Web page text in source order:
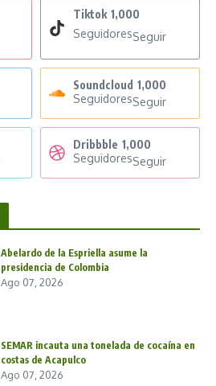
Tiktok 1,000
SeguidoresSeguir
Soundcloud 1,000
SeguidoresSeguir
Dribbble 1,000
SeguidoresSeguir
Abelardo de la Espriella asume la
presidencia de Colombia
Ago 07, 2026
SEMAR incauta una tonelada de cocaína en
costas de Acapulco
Ago 07, 2026